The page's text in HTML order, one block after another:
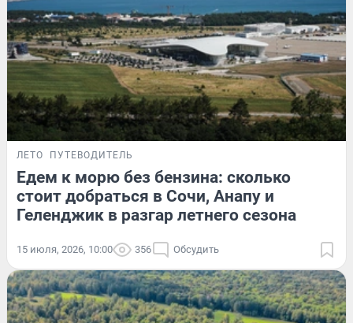
ЛЕТО ПУТЕВОДИТЕЛЬ
Едем к морю без бензина: сколько
стоит добраться в Сочи, Анапу и
Геленджик в разгар летнего сезона
15 июля, 2026, 10:00 356 Обсудить